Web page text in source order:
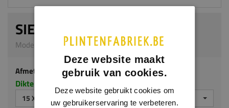
SIERPLINT
Model G303 | 15 x 90 mm | Grenen
Afmeting
Dikte x hoogte in millimeters
15 X 90 MM
Deze website maakt
gebruik van cookies.
Deze website gebruikt cookies om
uw gebruikerservaring te verbeteren.